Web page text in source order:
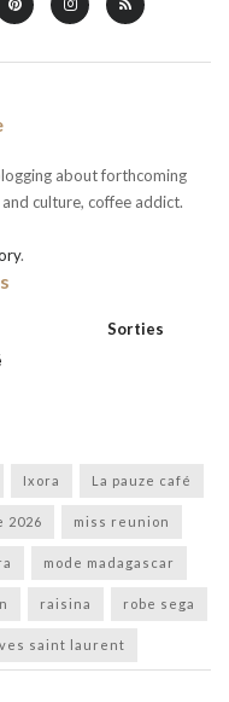
about forthcoming
culture, coffee addict.
.
Sorties
Ixora La pauze café
2026 miss reunion
mode madagascar
raisina robe sega
saint laurent